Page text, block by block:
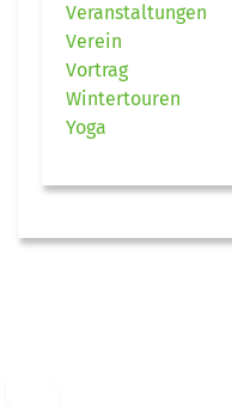
Veranstaltungen
Verein
Vortrag
Wintertouren
Yoga